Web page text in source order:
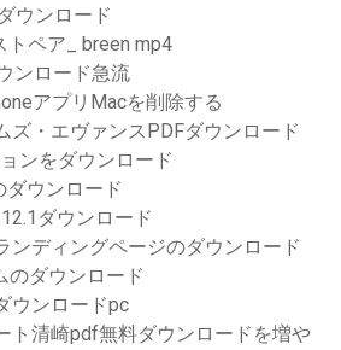
ウンロード
トペア_ breen mp4
ンロード急流
アプリMacを削除する
ズ・エヴァンスPDFダウンロード
ンをダウンロード
ダウンロード
ダウンロード
ンディングページのダウンロード
のダウンロード
ウンロードpc
ト清崎pdf無料ダウンロードを増や